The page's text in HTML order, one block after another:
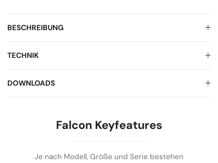
BESCHREIBUNG
TECHNIK
DOWNLOADS
Falcon Keyfeatures
Je nach Modell, Größe und Serie bestehen